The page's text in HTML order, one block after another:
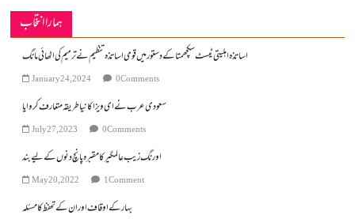
ہمارا انتخاب
اساتذہ اہلیتی ٹیسٹ سکچھمتا کے دستور میں قومی اساتذہ تنظیم نے ترمیم کی اٹھائی مانگ
January 24, 2024 0 Comments
سعودی عرب نے ای ویزا کا نیا طریقہ متعارف کروایا
July 27, 2023 0 Comments
اورنگ زیب عالمگیر کا مقبرہ پانچ دنوں کے لیے بند
May 20, 2022 1 Comment
بہارکے اوقاف اور ان کے تحفظ کا مسئلہ